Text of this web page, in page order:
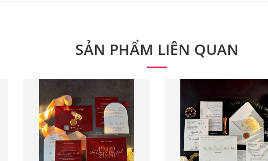
bản đồ, quý khách có nhu cầu in bản đồ sẽ có mức phí 300 - 500
SẢN PHẨM LIÊN QUAN